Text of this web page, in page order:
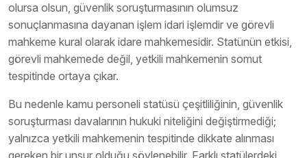
olursa olsun, güvenlik soruşturmasının olumsuz
sonuçlanmasına dayanan işlem idari işlemdir ve görevli
mahkeme kural olarak idare mahkemesidir. Statünün etkisi,
görevli mahkemede değil, yetkili mahkemenin somut
tespitinde ortaya çıkar.
Bu nedenle kamu personeli statüsü çeşitliliğinin, güvenlik
soruşturması davalarının hukuki niteliğini değiştirmediği;
yalnızca yetkili mahkemenin tespitinde dikkate alınması
gereken bir unsur olduğu söylenebilir. Farklı statülerdeki